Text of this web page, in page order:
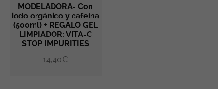
AÑADIR AL CARRITO
MODELADORA- Con
iodo orgánico y cafeína
(500ml) + REGALO GEL
LIMPIADOR: VITA-C
STOP IMPURITIES
14,40€